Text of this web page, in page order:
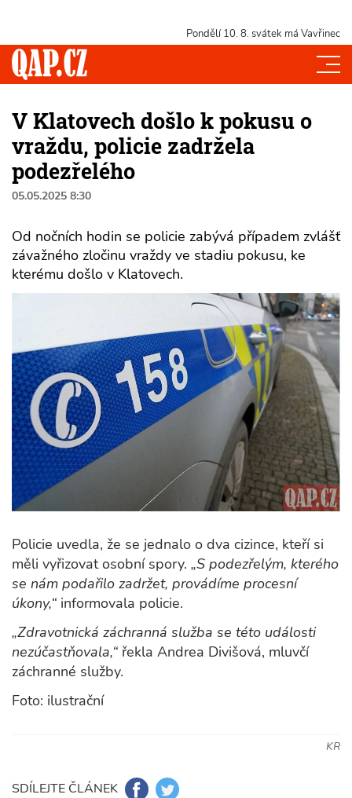
Pondělí 10. 8. svátek má Vavřinec
V Klatovech došlo k pokusu o
vraždu, policie zadržela
podezřelého
05.05.2025 8:30
Od nočních hodin se policie zabývá případem zvlášť
závažného zločinu vraždy ve stadiu pokusu, ke
kterému došlo v Klatovech.
Policie uvedla, že se jednalo o dva cizince, kteří si
měli vyřizovat osobní spory. „S podezřelým, kterého
se nám podařilo zadržet, provádíme procesní
úkony,“ informovala policie.
„Zdravotnická záchranná služba se této události
nezúčastňovala,“ řekla Andrea Divišová, mluvčí
záchranné služby.
Foto: ilustrační
KR
SDÍLEJTE ČLÁNEK